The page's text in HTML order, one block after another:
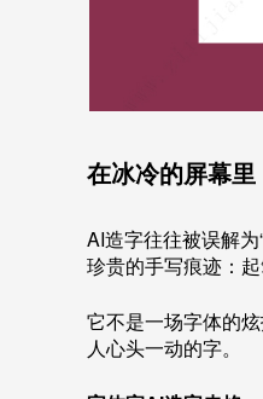
在冰冷的屏幕
AI造字往往被误解
珍贵的手写痕迹：
它不是一场字体的
人心头一动的字。